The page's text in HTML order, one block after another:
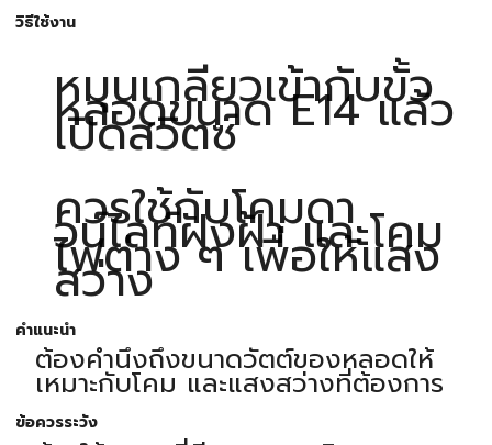
วิธีใช้งาน
หมุนเกลียวเข้ากับขั้ว
หลอดขนาด E14 แล้ว
เปิดสวิตซ์
ควรใช้กับโคมดา
วน์ไลท์ฝังฝ้า และโคม
ไฟต่าง ๆ เพื่อให้แสง
สว่าง
คำแนะนำ
ต้องคำนึงถึงขนาดวัตต์ของหลอดให้
เหมาะกับโคม และแสงสว่างที่ต้องการ
ข้อควรระวัง